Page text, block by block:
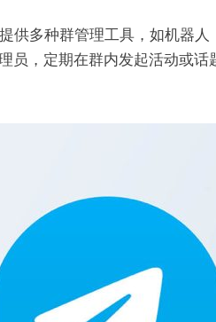
提供多种群管理工具，如机器
员，定期在群内发起活动或